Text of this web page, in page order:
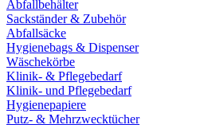
Abfallbehälter
Sackständer & Zubehör
Abfallsäcke
Hygienebags & Dispenser
Wäschekörbe
Klinik- & Pflegebedarf
Klinik- und Pflegebedarf
Hygienepapiere
Putz- & Mehrzwecktücher